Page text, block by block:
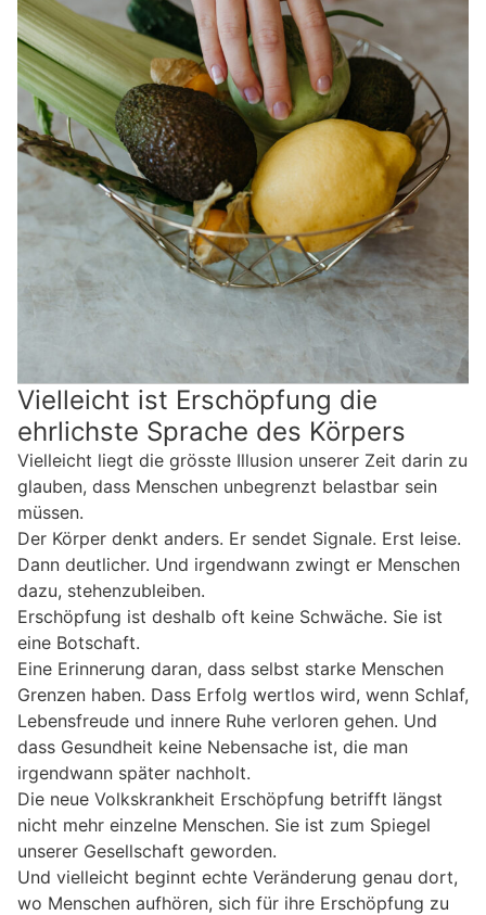
Vielleicht ist Erschöpfung die
ehrlichste Sprache des Körpers
Vielleicht liegt die grösste Illusion unserer Zeit darin zu
glauben, dass Menschen unbegrenzt belastbar sein
müssen.
Der Körper denkt anders. Er sendet Signale. Erst leise.
Dann deutlicher. Und irgendwann zwingt er Menschen
dazu, stehenzubleiben.
Erschöpfung ist deshalb oft keine Schwäche. Sie ist
eine Botschaft.
Eine Erinnerung daran, dass selbst starke Menschen
Grenzen haben. Dass Erfolg wertlos wird, wenn Schlaf,
Lebensfreude und innere Ruhe verloren gehen. Und
dass Gesundheit keine Nebensache ist, die man
irgendwann später nachholt.
Die neue Volkskrankheit Erschöpfung betrifft längst
nicht mehr einzelne Menschen. Sie ist zum Spiegel
unserer Gesellschaft geworden.
Und vielleicht beginnt echte Veränderung genau dort,
wo Menschen aufhören, sich für ihre Erschöpfung zu